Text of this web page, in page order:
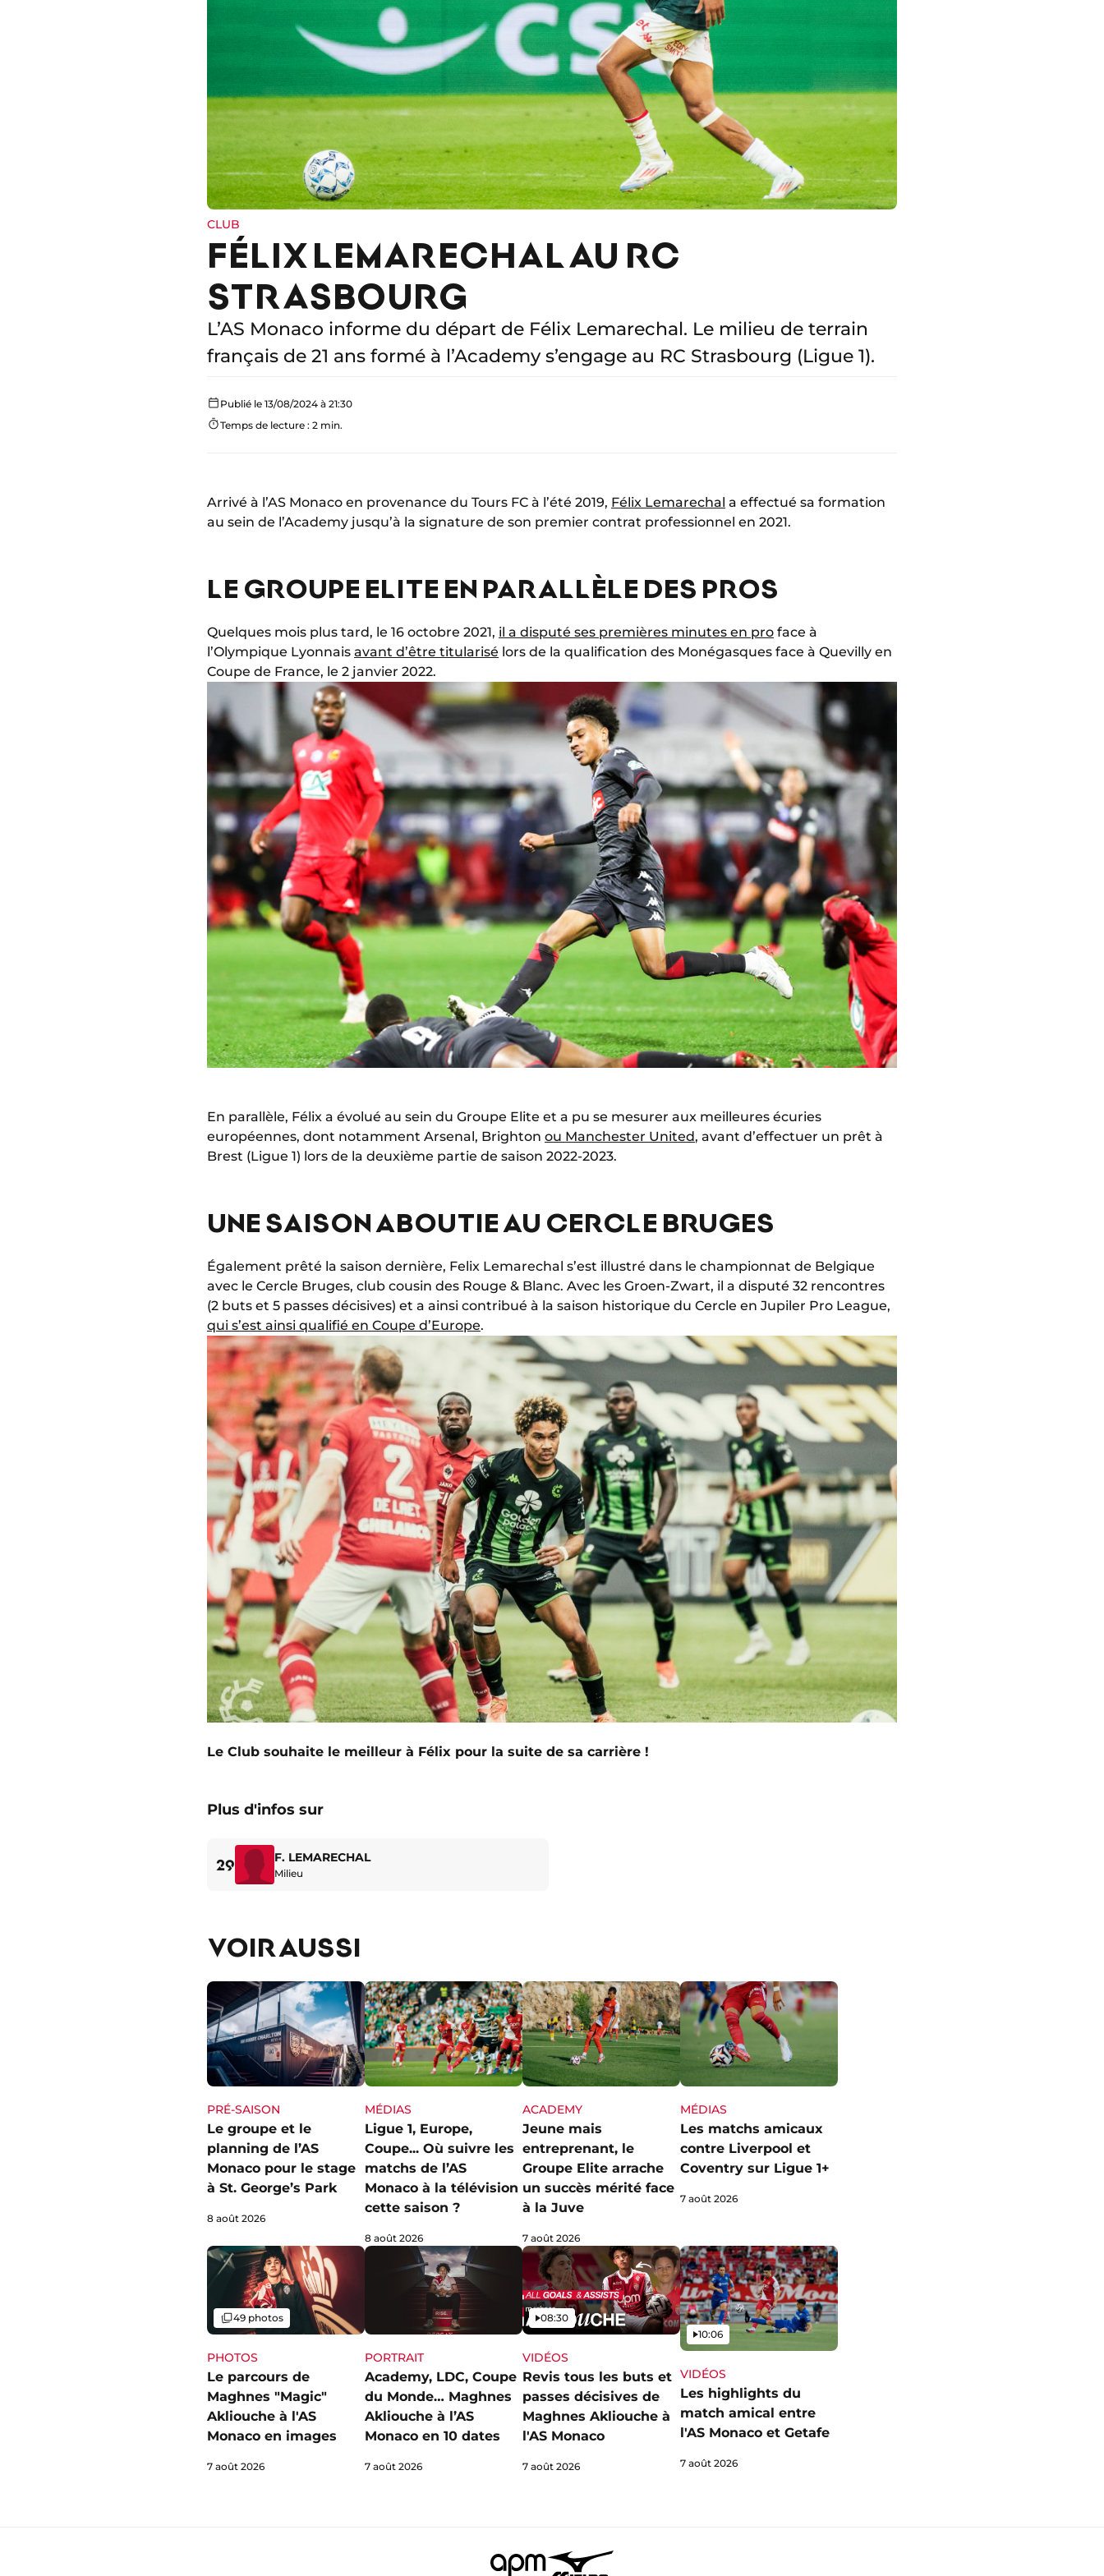
CLUB
FÉLIX LEMARECHAL AU RC
STRASBOURG
L’AS Monaco informe du départ de Félix Lemarechal. Le milieu de terrain
français de 21 ans formé à l’Academy s’engage au RC Strasbourg (Ligue 1).
Publié le 13/08/2024 à 21:30
Temps de lecture : 2 min.
Arrivé à l’AS Monaco en provenance du Tours FC à l’été 2019, Félix Lemarechal a effectué sa formation
au sein de l’Academy jusqu’à la signature de son premier contrat professionnel en 2021.
LE GROUPE ELITE EN PARALLÈLE DES PROS
Quelques mois plus tard, le 16 octobre 2021, il a disputé ses premières minutes en pro face à
l’Olympique Lyonnais avant d’être titularisé lors de la qualification des Monégasques face à Quevilly en
Coupe de France, le 2 janvier 2022.
En parallèle, Félix a évolué au sein du Groupe Elite et a pu se mesurer aux meilleures écuries
européennes, dont notamment Arsenal, Brighton ou Manchester United, avant d’effectuer un prêt à
Brest (Ligue 1) lors de la deuxième partie de saison 2022-2023.
UNE SAISON ABOUTIE AU CERCLE BRUGES
Également prêté la saison dernière, Felix Lemarechal s’est illustré dans le championnat de Belgique
avec le Cercle Bruges, club cousin des Rouge & Blanc. Avec les Groen-Zwart, il a disputé 32 rencontres
(2 buts et 5 passes décisives) et a ainsi contribué à la saison historique du Cercle en Jupiler Pro League,
qui s’est ainsi qualifié en Coupe d’Europe.
Le Club souhaite le meilleur à Félix pour la suite de sa carrière !
Plus d'infos sur
29 F. LEMARECHAL
Milieu
VOIR AUSSI
PRÉ-SAISON
Le groupe et le
planning de l’AS
Monaco pour le stage
à St. George’s Park
8 août 2026
MÉDIAS
Ligue 1, Europe,
Coupe... Où suivre les
matchs de l’AS
Monaco à la télévision
cette saison ?
8 août 2026
ACADEMY
Jeune mais
entreprenant, le
Groupe Elite arrache
un succès mérité face
à la Juve
7 août 2026
MÉDIAS
Les matchs amicaux
contre Liverpool et
Coventry sur Ligue 1+
7 août 2026
PHOTOS
Le parcours de
Maghnes "Magic"
Akliouche à l'AS
Monaco en images
Galerie
49 photos
7 août 2026
PORTRAIT
Academy, LDC, Coupe
du Monde… Maghnes
Akliouche à l’AS
Monaco en 10 dates
7 août 2026
VIDÉOS
Revis tous les buts et
passes décisives de
Maghnes Akliouche à
l'AS Monaco
Vidéo
08:30
7 août 2026
VIDÉOS
Les highlights du
match amical entre
l'AS Monaco et Getafe
Vidéo
10:06
7 août 2026